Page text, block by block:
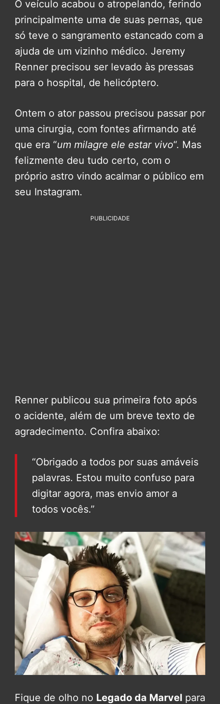
O veículo acabou o atropelando, ferindo
principalmente uma de suas pernas, que
só teve o sangramento estancado com a
ajuda de um vizinho médico. Jeremy
Renner precisou ser levado às pressas
para o hospital, de helicóptero.
Ontem o ator passou precisou passar por
uma cirurgia, com fontes afirmando até
que era “um milagre ele estar vivo“. Mas
felizmente deu tudo certo, com o
próprio astro vindo acalmar o público em
seu Instagram.
PUBLICIDADE
Renner publicou sua primeira foto após
o acidente, além de um breve texto de
agradecimento. Confira abaixo:
“Obrigado a todos por suas amáveis
palavras. Estou muito confuso para
digitar agora, mas envio amor a
todos vocês.”
Fique de olho no Legado da Marvel para